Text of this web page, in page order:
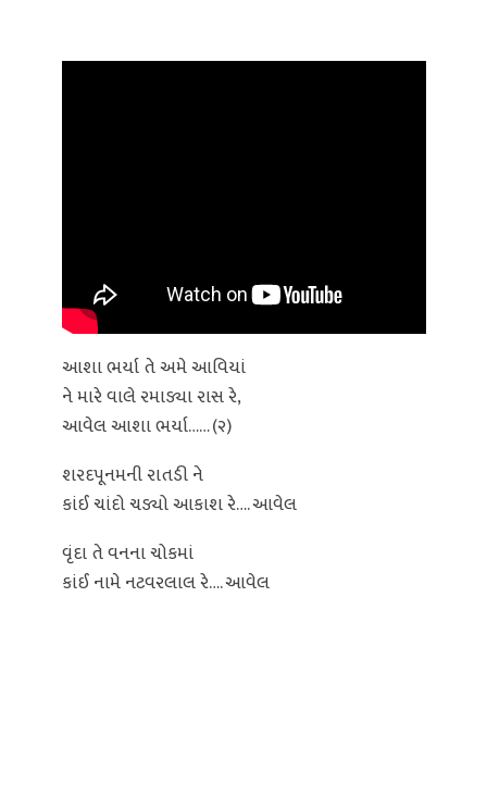
આશા ભર્યા તે અમે આવિયાં
ને મારે વાલે રમાડ્યા રાસ રે,
આવેલ આશા ભર્યા…… (૨)
શરદપૂનમની રાતડી ને
કાંઈ ચાંદો ચડ્યો આકાશ રે…. આવેલ
વૃંદા તે વનના ચોકમાં
કાંઈ નામે નટવરલાલ રે…. આવેલ